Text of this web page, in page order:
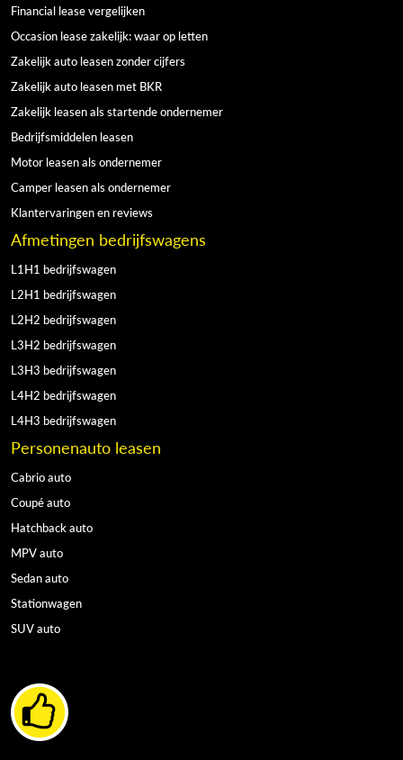
Financial lease vergelijken
Occasion lease zakelijk: waar op letten
Zakelijk auto leasen zonder cijfers
Zakelijk auto leasen met BKR
Zakelijk leasen als startende ondernemer
Bedrijfsmiddelen leasen
Motor leasen als ondernemer
Camper leasen als ondernemer
Klantervaringen en reviews
Afmetingen bedrijfswagens
L1H1 bedrijfswagen
L2H1 bedrijfswagen
L2H2 bedrijfswagen
L3H2 bedrijfswagen
L3H3 bedrijfswagen
L4H2 bedrijfswagen
L4H3 bedrijfswagen
Personenauto leasen
Cabrio auto
Coupé auto
Hatchback auto
MPV auto
Sedan auto
Stationwagen
SUV auto